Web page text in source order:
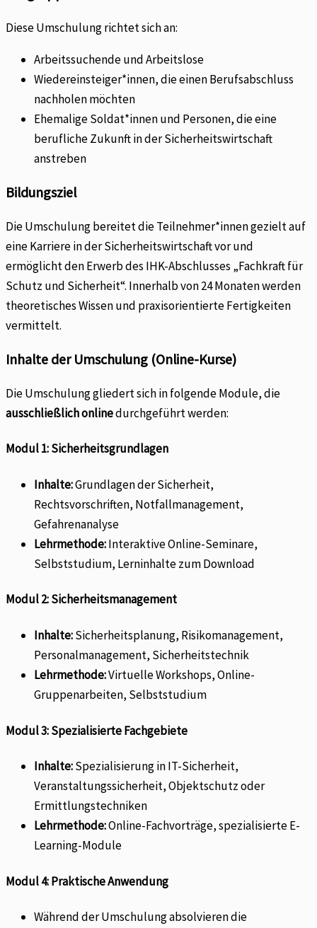
Diese Umschulung richtet sich an:
Arbeitssuchende und Arbeitslose
Wiedereinsteiger*innen, die einen Berufsabschluss
nachholen möchten
Ehemalige Soldat*innen und Personen, die eine
berufliche Zukunft in der Sicherheitswirtschaft
anstreben
Bildungsziel
Die Umschulung bereitet die Teilnehmer*innen gezielt auf
eine Karriere in der Sicherheitswirtschaft vor und
ermöglicht den Erwerb des IHK-Abschlusses „Fachkraft für
Schutz und Sicherheit“. Innerhalb von 24 Monaten werden
theoretisches Wissen und praxisorientierte Fertigkeiten
vermittelt.
Inhalte der Umschulung (Online-Kurse)
Die Umschulung gliedert sich in folgende Module, die
ausschließlich onlinedurchgeführt werden:
Modul 1: Sicherheitsgrundlagen
Inhalte:Grundlagen der Sicherheit,
Rechtsvorschriften, Notfallmanagement,
Gefahrenanalyse
Lehrmethode:Interaktive Online-Seminare,
Selbststudium, Lerninhalte zum Download
Modul 2: Sicherheitsmanagement
Inhalte:Sicherheitsplanung, Risikomanagement,
Personalmanagement, Sicherheitstechnik
Lehrmethode:Virtuelle Workshops, Online-
Gruppenarbeiten, Selbststudium
Modul 3: Spezialisierte Fachgebiete
Inhalte:Spezialisierung in IT-Sicherheit,
Veranstaltungssicherheit, Objektschutz oder
Ermittlungstechniken
Lehrmethode:Online-Fachvorträge, spezialisierte E-
Learning-Module
Modul 4: Praktische Anwendung
Während der Umschulung absolvieren die